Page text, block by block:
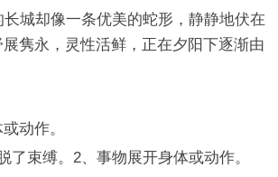
却像一条优美的蛇形，静静地伏在
隽永，灵性活鲜，正在夕阳下逐渐由
动作。
束缚。2、事物展开身体或动作。